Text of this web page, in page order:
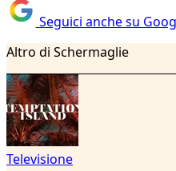
Seguici anche su
Altro di Schermaglie
Televisione